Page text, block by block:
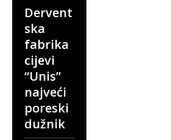
Dervent
ska
fabrika
cijevi
“Unis”
najveći
poreski
dužnik